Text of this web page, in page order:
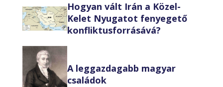
Hogyan vált Irán a Közel-
Kelet Nyugatot fenyegető
konfliktusforrásává?
A leggazdagabb magyar
családok